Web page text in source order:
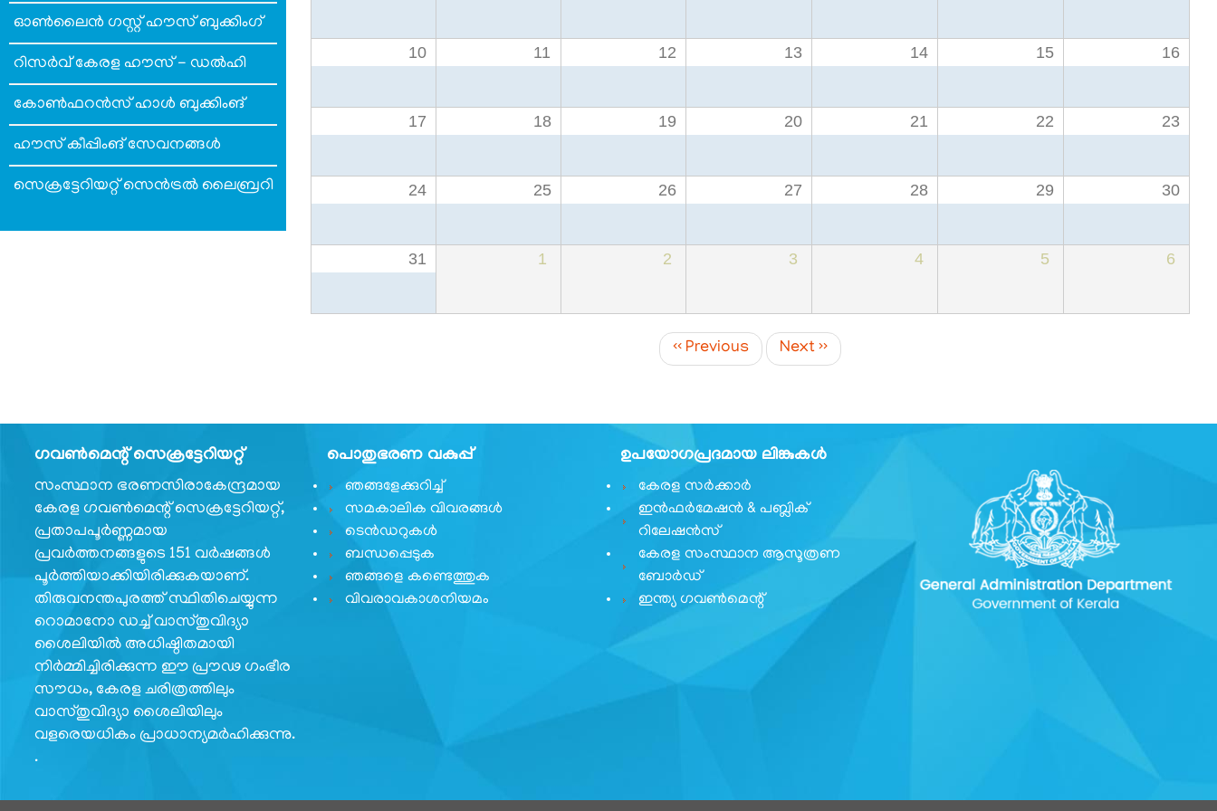
MENU
സ്വകാര്യതാനയം
വ്യവസ്ഥകളും
നിബന്ധനകളും
ഞങ്ങളേക്കുറിച്ച്
ഞങ്ങളേക്കുറിച്ച്
ഘടന
വിഭാഗങ്ങൾ
സ്വതന്ത്ര
സൈനിക്
സമ്മാന്‍
യോജന
കേരള
സ്വാതന്ത്ര്യ
സമരസേനാനി
പദ്ധതി
മറ്റ്
ഓണ്‍ലൈന്‍ ഗസ്റ്റ് ഹൗസ് ബുക്കിംഗ്
റിസര്‍വ് കേരള ഹൗസ് - ഡല്‍ഹി
കോണ്‍ഫറന്‍സ് ഹാള്‍ ബുക്കിംങ്
ഹൗസ് കീപ്പിംങ് സേവനങ്ങള്‍
സെക്രട്ടേറിയറ്റ് സെന്‍ട്രല്‍ ലൈബ്രറി
10 11 12 13 14 15 16
17 18 19 20 21 22 23
24 25 26 27 28 29 30
31 1 2 3 4 5 6
‹‹ Previous Next ››
ഗവണ്‍മെന്റ് സെക്രട്ടേറിയറ്റ്
സംസ്ഥാന ഭരണസിരാകേന്ദ്രമായ
കേരള ഗവണ്‍മെന്റ് സെക്രട്ടേറിയറ്റ്,
പ്രതാപപൂര്‍ണ്ണമായ
പ്രവര്‍ത്തനങ്ങളുടെ 151 വര്‍ഷങ്ങള്‍
പൂര്‍ത്തിയാക്കിയിരിക്കുകയാണ്.
തിരുവനന്തപുരത്ത് സ്ഥിതിചെയ്യുന്ന
റൊമാനോ ഡച്ച് വാസ്തുവിദ്യാ
ശൈലിയില്‍ അധിഷ്ഠിതമായി
നിര്‍മ്മിച്ചിരിക്കുന്ന ഈ പ്രൗഢ ഗംഭീര
സൗധം, കേരള ചരിത്രത്തിലും
വാസ്തുവിദ്യാ ശൈലിയിലും
വളരെയധികം പ്രാധാന്യമര്‍ഹിക്കുന്നു.
.
പൊതുഭരണ വകുപ്പ്
ഞങ്ങളേക്കുറിച്ച്
സമകാലിക വിവരങ്ങൾ
ടെൻഡറുകൾ
ബന്ധപ്പെടുക
ഞങ്ങളെ കണ്ടെത്തുക
വിവരാവകാശനിയമം
ഉപയോഗപ്രദമായ ലിങ്കുകൾ
കേരള സർക്കാർ
ഇൻഫർമേഷൻ & പബ്ലിക്
റിലേഷൻസ്
കേരള സംസ്ഥാന ആസൂത്രണ
ബോർഡ്
ഇന്ത്യ ഗവണ്‍മെന്റ്